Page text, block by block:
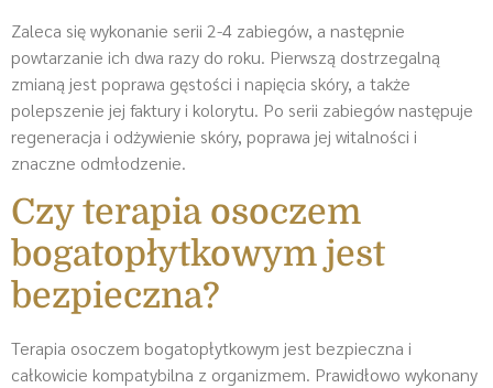
Zaleca się wykonanie serii 2-4 zabiegów, a następnie
powtarzanie ich dwa razy do roku. Pierwszą dostrzegalną
zmianą jest poprawa gęstości i napięcia skóry, a także
polepszenie jej faktury i kolorytu. Po serii zabiegów następuje
regeneracja i odżywienie skóry, poprawa jej witalności i
znaczne odmłodzenie.
Czy terapia osoczem
bogatopłytkowym jest
bezpieczna?
Terapia osoczem bogatopłytkowym jest bezpieczna i
całkowicie kompatybilna z organizmem. Prawidłowo wykonany